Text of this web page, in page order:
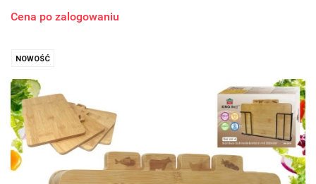
Cena po zalogowaniu
NOWOŚĆ